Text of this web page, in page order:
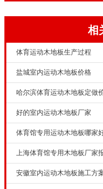
运动木地板木垫块安放
构，是隐蔽工程找平的
木地板整体平整度的基
度不够时将采用三合板
龙骨的投影面积，所以
定性。
3、弹性垫片安装
运动木地板弹性垫安装
弹性垫是保证运动木地
相
体育运动木地板生产过程
盐城室内运动木地板价格
哈尔滨体育运动木地板定做
好的室内运动木地板厂家
体育馆专用运动木地板哪家
上海体育馆专用木地板厂家
安徽室内运动木地板施工方